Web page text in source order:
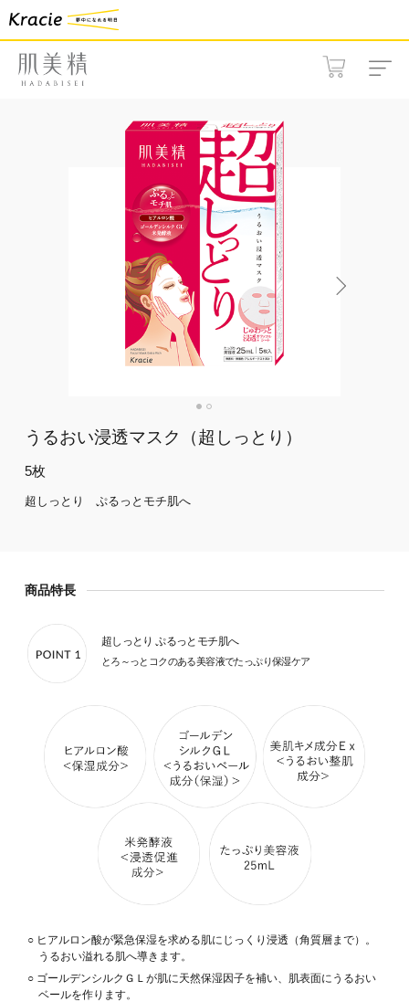
うるおい浸透マスク （超しっとり）
5枚
超しっとり ぷるっとモチ肌へ
商品特長
超しっとり ぷるっとモチ肌へ
とろ～っとコクのある美容液でたっぷり保湿ケア
○ ヒアルロン酸が緊急保湿を求める肌にじっくり浸透（角質層まで）。
うるおい溢れる肌へ導きます。
○ ゴールデンシルクＧＬが肌に天然保湿因子を補い、肌表面にうるおい
ベールを作ります。